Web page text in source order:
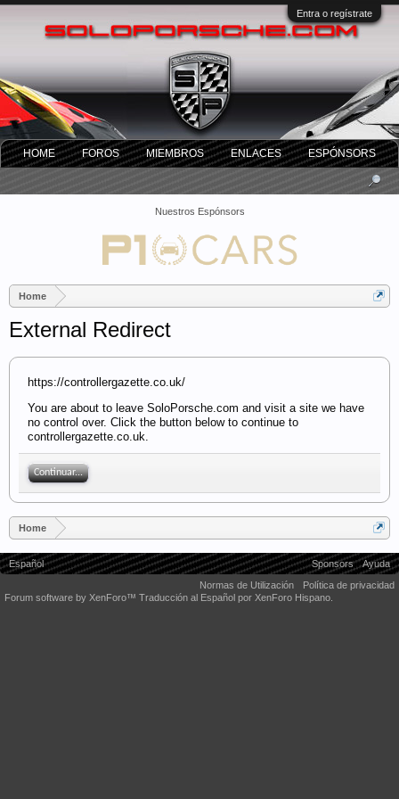
Entra o regístrate
Nuestros Espónsors
Home
External Redirect
https://controllergazette.co.uk/
You are about to leave SoloPorsche.com and visit a site we have
no control over. Click the button below to continue to
controllergazette.co.uk.
Continuar...
Home
HOME FOROS MIEMBROS ENLACES ESPÓNSORS
Español Sponsors
Ayuda
Normas de Utilización
Política de privacidad
Forum software by XenForo™ Traducción al Español por XenForo Hispano.